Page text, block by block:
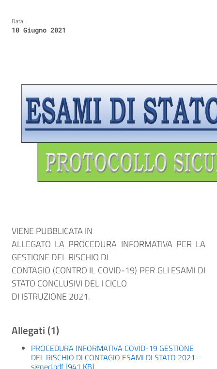
Data:
10 Giugno 2021
VIENE PUBBLICATA IN
ALLEGATO LA PROCEDURA INFORMATIVA PER LA
GESTIONE DEL RISCHIO DI
CONTAGIO (CONTRO IL COVID-19) PER GLI ESAMI DI
STATO CONCLUSIVI DEL I CICLO
DI ISTRUZIONE 2021.
Allegati (1)
PROCEDURA INFORMATIVA COVID-19 GESTIONE
DEL RISCHIO DI CONTAGIO ESAMI DI STATO 2021-
signed.pdf [941 KB]